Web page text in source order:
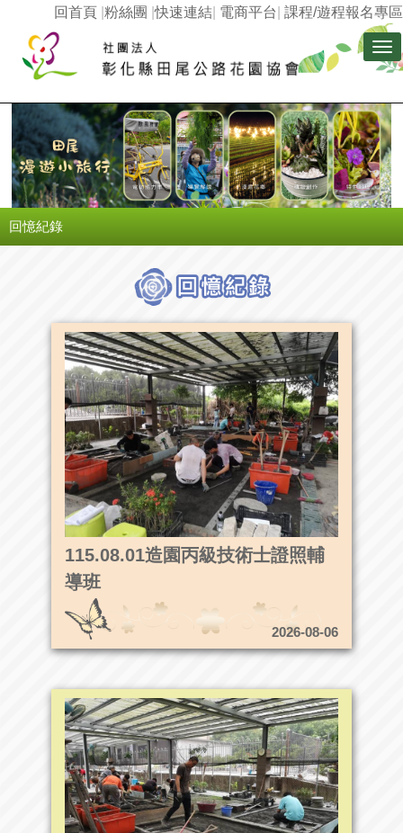
課程/遊程報名專區
電商平台
快速連結
粉絲團 |
回首頁
回憶紀錄
115.08.01造園丙級技術士證照輔
導班
2026-08-06